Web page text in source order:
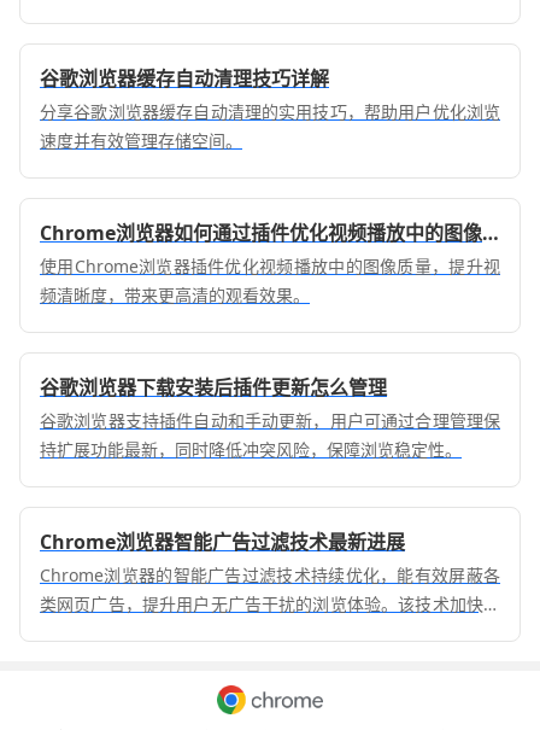
谷歌浏览器缓存自动清理技巧详解
分享谷歌浏览器缓存自动清理的实用技巧，帮助用户优化浏览
速度并有效管理存储空间。
Chrome浏览器如何通过插件优化视频播放中的图像质量
使用Chrome浏览器插件优化视频播放中的图像质量，提升视
频清晰度，带来更高清的观看效果。
谷歌浏览器下载安装后插件更新怎么管理
谷歌浏览器支持插件自动和手动更新，用户可通过合理管理保
持扩展功能最新，同时降低冲突风险，保障浏览稳定性。
Chrome浏览器智能广告过滤技术最新进展
Chrome浏览器的智能广告过滤技术持续优化，能有效屏蔽各
类网页广告，提升用户无广告干扰的浏览体验。该技术加快网